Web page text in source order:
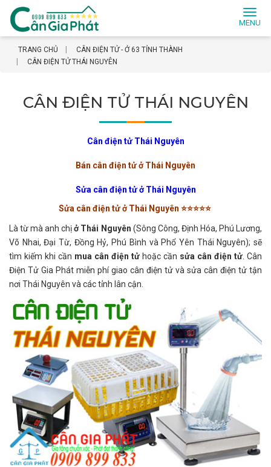
TRANG CHỦ
CÂN ĐIỆN TỬ - Ở 63 TỈNH THÀNH
CÂN ĐIỆN TỬ THÁI NGUYÊN
CÂN ĐIỆN TỬ THÁI NGUYÊN
Cân điện tử Thái Nguyên
Bán cân điện tử ở Thái Nguyên
Sửa cân điện tử ở Thái Nguyên
Sửa cân điện tử ở Thái Nguyên ⭐️⭐️⭐️⭐️⭐️
Là từ mà anh chịở Thái Nguyên (Sông Công, Định Hóa, Phú Lương,
Võ Nhai, Đại Từ, Đồng Hỷ, Phú Bình và Phổ Yên Thái Nguyên); sẽ
tìm kiếm khi cần mua cân điện tử hoặc cần sửa cân điện tử . Cân
Điện Tử Gia Phát miễn phí giao cân điện tử và sửa cân điện tử tận
nơi Thái Nguyên và các tỉnh lân cận.